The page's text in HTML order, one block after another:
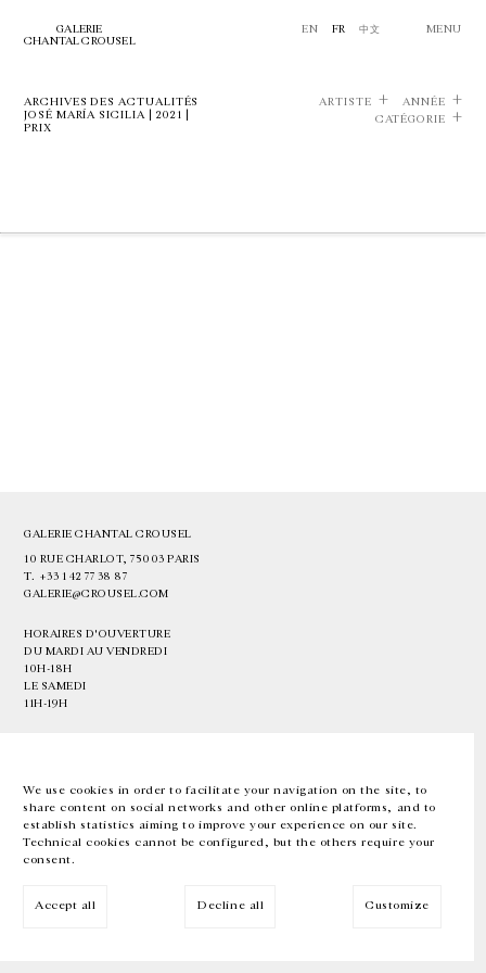
We use cookies in order to facilitate your navigation on the site, to
share content on social networks and other online platforms, and to
establish statistics aiming to improve your experience on our site.
Technical cookies cannot be configured, but the others require your
consent.
Accept all Decline all Customize
GALERIE
CHANTAL CROUSEL
EN FR 中文 MENU
ARCHIVES DES ACTUALITÉS
JOSÉ MARÍA SICILIA | 2021 |
PRIX
ARTISTE
ANNÉE
CATÉGORIE
GALERIE CHANTAL CROUSEL
10 RUE CHARLOT, 75003 PARIS
T. +33 1 42 77 38 87
GALERIE@CROUSEL.COM
HORAIRES D'OUVERTURE
DU MARDI AU VENDREDI
10H-18H
LE SAMEDI
11H-19H
EN FR 中文 Facebook Instagram
Inscrivez-vous à notre newsletter